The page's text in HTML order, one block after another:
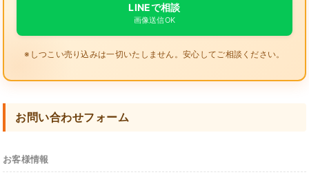
LINEで相談
画像送信OK
※しつこい売り込みは一切いたしません。安心してご相談ください。
お問い合わせフォーム
お客様情報